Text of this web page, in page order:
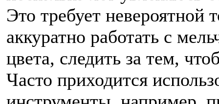
Это требует невероятной
аккуратно работать с
цвета, следить за тем,
Часто приходится